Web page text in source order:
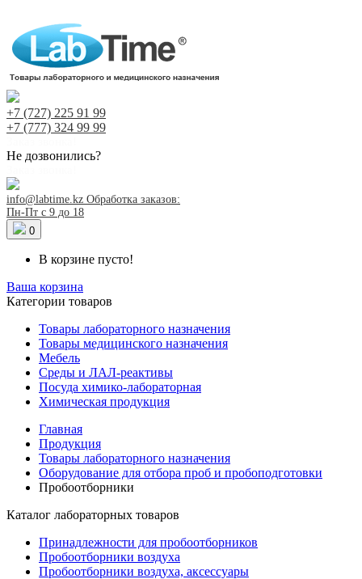
+7 (727) 225 91 99
+7 (777) 324 99 99
Не дозвонились?
info@labtime.kz Обработка заказов:
Пн-Пт с 9 до 18
0
В корзине пусто!
Ваша корзина
Категории товаров
Товары лабораторного назначения
Товары медицинского назначения
Мебель
Среды и ЛАЛ-реактивы
Посуда химико-лабораторная
Химическая продукция
Главная
Продукция
Товары лабораторного назначения
Оборудование для отбора проб и пробоподготовки
Пробоотборники
Каталог лабораторных товаров
Принадлежности для пробоотборников
Пробоотборники воздуха
Пробоотборники воздуха, аксессуары